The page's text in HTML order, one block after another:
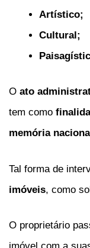
Artístico;
Cultural;
O ato
tem como
memória nacional
Tal forma de
imóveis, como
O proprietário